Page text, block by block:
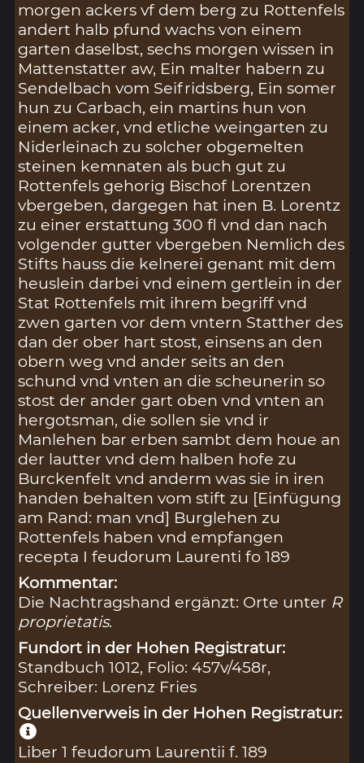
morgen ackers vf dem berg zu Rottenfels
andert halb pfund wachs von einem
garten daselbst, sechs morgen wissen in
Mattenstatter aw, Ein malter habern zu
Sendelbach vom Seifridsberg, Ein somer
hun zu Carbach, ein martins hun von
einem acker, vnd etliche weingarten zu
Niderleinach zu solcher obgemelten
steinen kemnaten als buch gut zu
Rottenfels gehorig Bischof Lorentzen
vbergeben, dargegen hat inen B. Lorentz
zu einer erstattung 300 fl vnd dan nach
volgender gutter vbergeben Nemlich des
Stifts hauss die kelnerei genant mit dem
heuslein darbei vnd einem gertlein in der
Stat Rottenfels mit ihrem begriff vnd
zwen garten vor dem vntern Statther des
dan der ober hart stost, einsens an den
obern weg vnd ander seits an den
schund vnd vnten an die scheunerin so
stost der ander gart oben vnd vnten an
hergotsman, die sollen sie vnd ir
Manlehen bar erben sambt dem houe an
der lautter vnd dem halben hofe zu
Burckenfelt vnd anderm was sie in iren
handen behalten vom stift zu [Einfügung
am Rand: man vnd] Burglehen zu
Rottenfels haben vnd empfangen
recepta I feudorum Laurenti fo 189
Kommentar:
Die Nachtragshand ergänzt: Orte unter R
proprietatis.
Fundort in der Hohen Registratur:
Standbuch 1012, Folio: 457v/458r,
Schreiber: Lorenz Fries
Quellenverweis in der Hohen Registratur:
Liber 1 feudorum Laurentii f. 189